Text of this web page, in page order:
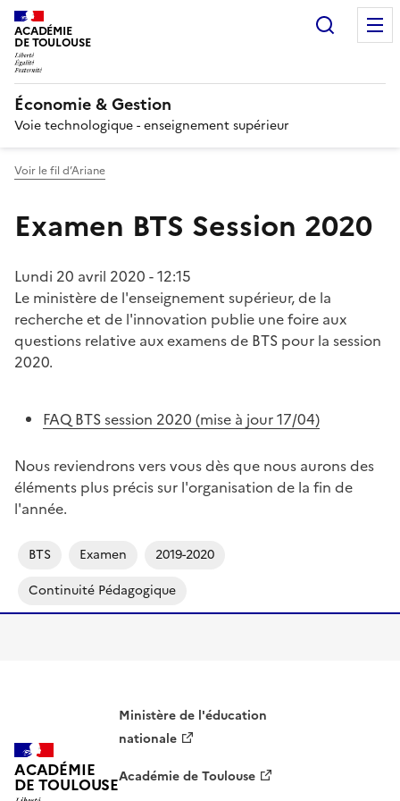
ACADÉMIE
DE TOULOUSE
Économie & Gestion
Voie technologique - enseignement supérieur
Voir le fil d’Ariane
Examen BTS Session 2020
Lundi 20 avril 2020 - 12:15
Le ministère de l'enseignement supérieur, de la
recherche et de l'innovation publie une foire aux
questions relative aux examens de BTS pour la session
2020.
FAQ BTS session 2020 (mise à jour 17/04)
Nous reviendrons vers vous dès que nous aurons des
éléments plus précis sur l'organisation de la fin de
l'année.
BTS Examen
2019-2020
Continuité Pédagogique
ACADÉMIE
DE TOULOUSE
Ministère de l'éducation
nationale
Académie de Toulouse